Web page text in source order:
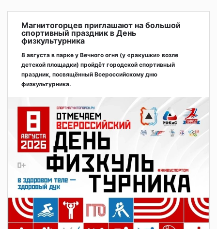
Магнитогорцев приглашают на большой
спортивный праздник в День
физкультурника
8 августа в парке у Вечного огня (у «ракушки» возле
детской площадки) пройдёт городской спортивный
праздник, посвящённый Всероссийскому дню
физкультурника.